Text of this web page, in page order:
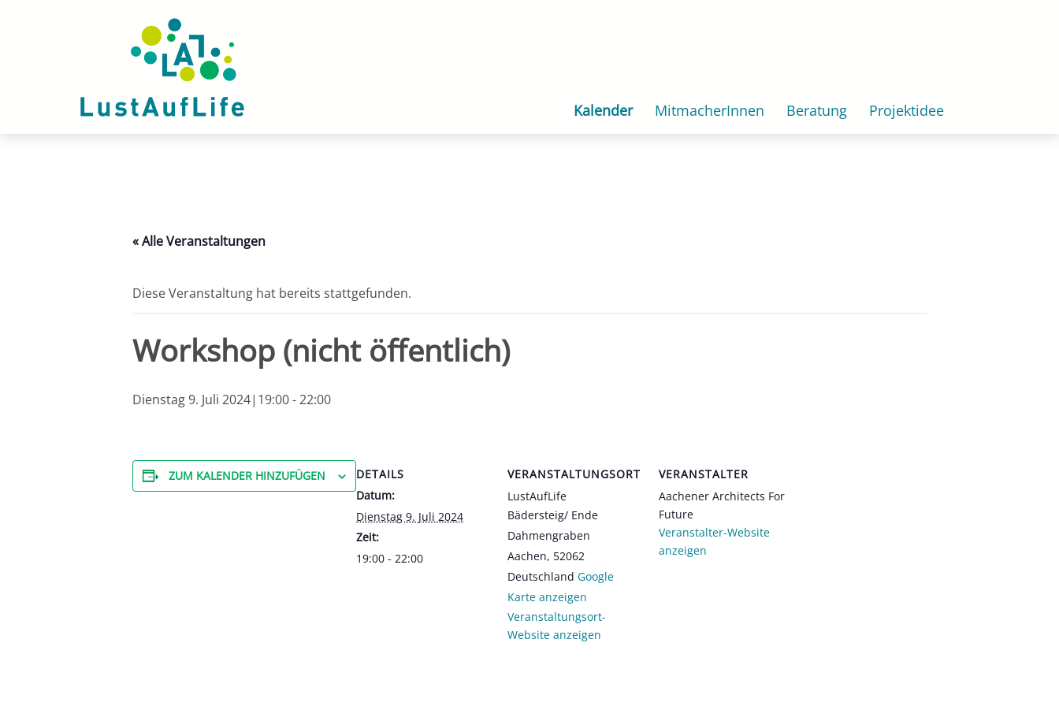
Kalender MitmacherInnen Beratung Projektidee
« Alle Veranstaltungen
Diese Veranstaltung hat bereits stattgefunden.
Workshop (nicht öffentlich)
Dienstag 9. Juli 2024|19:00-22:00
ZUM KALENDER HINZUFÜGEN
DETAILS
Datum:
Dienstag 9. Juli 2024
Zeit:
19:00 - 22:00
VERANSTALTUNGSORT
LustAufLife
Bädersteig/ Ende
Dahmengraben
Aachen, 52062
Deutschland Google
Karte anzeigen
Veranstaltungsort-
Website anzeigen
VERANSTALTER
Aachener Architects For
Future
Veranstalter-Website
anzeigen